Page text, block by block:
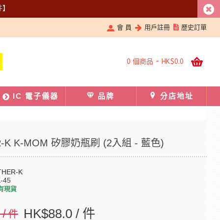
會 員 用戶註冊 歷史訂單
0 個商品 - HK$0.0
IC 電子儀器 品牌 分店地址
K K-MOM 矽膠奶瓶刷 (2入組 - 藍色)
K
45
現貨
/ 件 HK$88.0 / 件